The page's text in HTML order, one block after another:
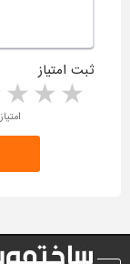
ثبت امتیاز
2 stars 1 star امتیاز